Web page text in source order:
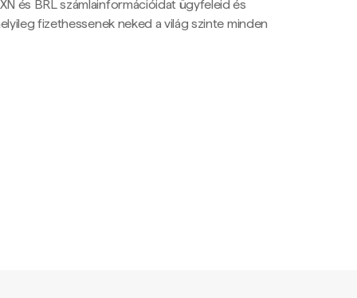
és BRL számlainformációidat ügyfeleid és
fizethessenek neked a világ szinte minden